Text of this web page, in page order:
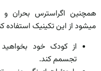
همچنین اگراسترس بحران
میشود از این تکینیک استفاده
از کودک خود بخواهید
تجسمم کند.